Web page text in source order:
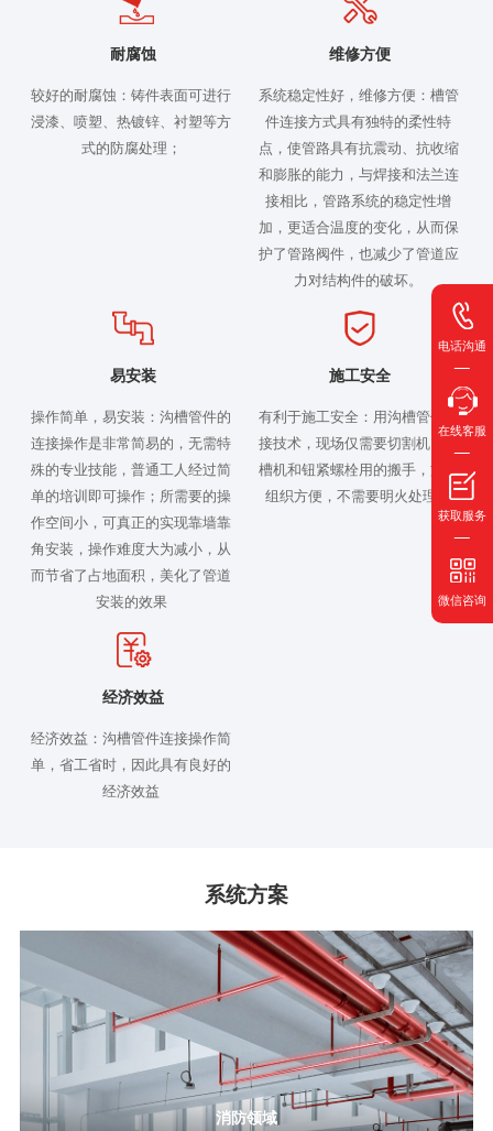
耐腐蚀
较好的耐腐蚀：铸件表面可进行
浸漆、喷塑、热镀锌、衬塑等方
式的防腐处理；
维修方便
系统稳定性好，维修方便：槽管
件连接方式具有独特的柔性特
点，使管路具有抗震动、抗收缩
和膨胀的能力，与焊接和法兰连
接相比，管路系统的稳定性增
加，更适合温度的变化，从而保
护了管路阀件，也减少了管道应
力对结构件的破坏。
易安装
操作简单，易安装：沟槽管件的
连接操作是非常简易的，无需特
殊的专业技能，普通工人经过简
单的培训即可操作；所需要的操
作空间小，可真正的实现靠墙靠
角安装，操作难度大为减小，从
而节省了占地面积，美化了管道
安装的效果
施工安全
有利于施工安全：用沟槽管件连
接技术，现场仅需要切割机、滚
槽机和钮紧螺栓用的搬手，施工
组织方便，不需要明火处理。
经济效益
经济效益：沟槽管件连接操作简
单，省工省时，因此具有良好的
经济效益
系统方案
消防领域
电话沟通
在线客服
获取服务
微信咨询